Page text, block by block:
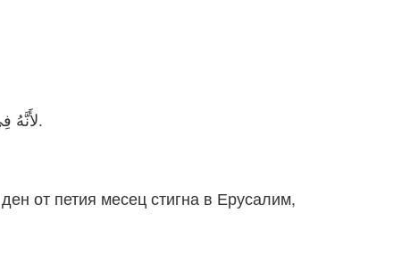
لأَنَّهُ فِي الشَّهْرِ الأَوَّلِ ابْتَدَأَ يَصْعَدُ مِنْ بَابِلَ، وَفِي أَوَّلِ الشَّهْرِ الْخَامِسِ جَاءَ إِلَى أُورُشَلِيمَ حَسَبَ يَدِ اللهِ الصَّالِحَةِ عَلَيْهِ.
от петия месец стигна в Ерусалим,